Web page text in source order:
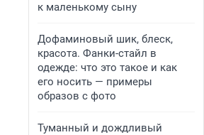
к маленькому сыну
Дофаминовый шик, блеск,
красота. Фанки-стайл в
одежде: что это такое и как
его носить — примеры
образов с фото
Туманный и дождливый